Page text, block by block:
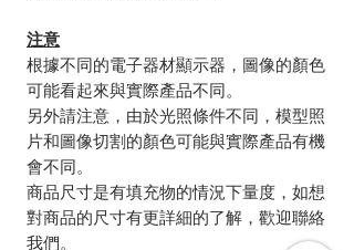
注意
根據不同的電子器材顯示器，圖像的顏色
可能看起來與實際產品不同。
另外請注意，由於光照條件不同，模型照
片和圖像切割的顏色可能與實際產品有機
會不同。
商品尺寸是有填充物的情況下量度，如想
對商品的尺寸有更詳細的了解，歡迎聯絡
我們。